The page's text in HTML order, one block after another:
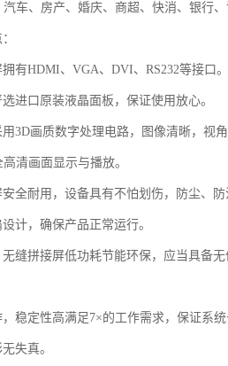
车、房产、婚庆、商超、快消、银行
有HDMI、VGA、DVI、RS232等接口。
进口原装液晶面板，保证使用放心。
3D画质数字处理电路，图像清晰，视
清画面显示与播放。
全耐用，设备具有不怕划伤，防尘、
计，确保产品正常运行。
缝拼接屏低功耗节能环保，应当具备
稳定性高满足7×的工作需求，保证系
失真。